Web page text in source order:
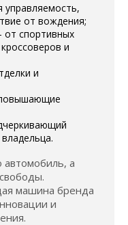
управляемость,
от вождения;
спортивных
и
и
а
машина бренда
и